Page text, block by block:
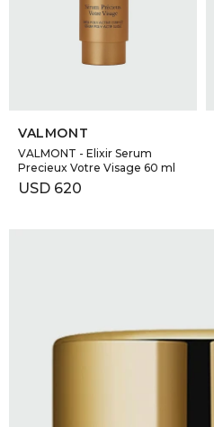
VALMONT
VALMONT - Elixir Serum
Precieux Votre Visage 60 ml
USD 620